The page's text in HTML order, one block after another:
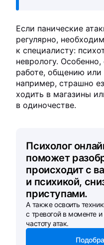
Если панические
регулярно,
к специалисту:
неврологу.
работе, общению
например, страшно
ходить в магазины
в одиночестве.
Психолог
поможет
происходит с
и психикой,
приступами.
А также освоить
с тревогой в моменте
частоту атак.